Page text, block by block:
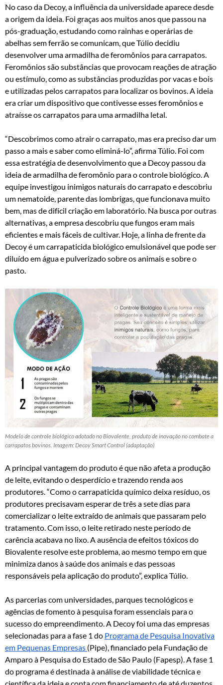
No caso da Decoy, a influência da universidade aparece desde
a origem da ideia. Foi graças aos muitos anos que passou na
pós-graduação, estudando como rainhas e operárias de
abelhas sem ferrão se comunicam, que Túlio decidiu
desenvolver uma armadilha de feromônios para carrapatos.
Feromônios são substâncias que provocam reações de atração
ou estímulo, como as substâncias produzidas por vacas e bois
e utilizadas pelos carrapatos para localizar os bovinos. A ideia
era criar um dispositivo que contivesse esses feromônios e
atraísse os carrapatos para uma armadilha letal.
“Descobrimos como atrair o carrapato, mas era preciso dar um
passo a mais e saber como eliminá-lo”, afirma Túlio. Foi com
essa estratégia de desenvolvimento que a Decoy passou da
ideia de armadilha de feromônio para o controle biológico. A
equipe investigou inimigos naturais do carrapato e descobriu
um nematoide, parente das lombrigas, que funcionava muito
bem, mas de difícil criação em laboratório. Na busca por outras
alternativas, a empresa descobriu que fungos eram mais
eficientes e mais fáceis de cultivar. Hoje, a linha de frente da
Decoy é um carrapaticida biológico emulsionável que pode ser
diluído em água e pulverizado sobre os animais e sobre o
pasto.
Modelo de controle biológico adotado no Biovalente, produto de inovação no combate a
carrapatos bovinos. Imagem: Decoy Smart Control (adaptação)
A principal vantagem do produto é que não afeta a produção
de leite, evitando o desperdício e trazendo renda aos
produtores. “Como o carrapaticida químico deixa resíduo, os
produtores precisavam esperar de três a sete dias para
comercializar o leite extraído de animais que passaram pelo
tratamento. Com isso, o leite retirado neste período de
carência acabava no lixo. A ausência de efeitos tóxicos do
Biovalente resolve este problema, ao mesmo tempo em que
minimiza danos à saúde dos animais e das pessoas
responsáveis pela aplicação do produto”, explica Túlio.
As parcerias com universidades, parques tecnológicos e
agências de fomento à pesquisa foram essenciais para o
sucesso do empreendimento. A Decoy foi uma das empresas
selecionadas para a fase 1 do Programa de Pesquisa Inovativa
em Pequenas Empresas (Pipe), financiado pela Fundação de
Amparo à Pesquisa do Estado de São Paulo (Fapesp). A fase 1
do programa é destinada à análise de viabilidade técnica e